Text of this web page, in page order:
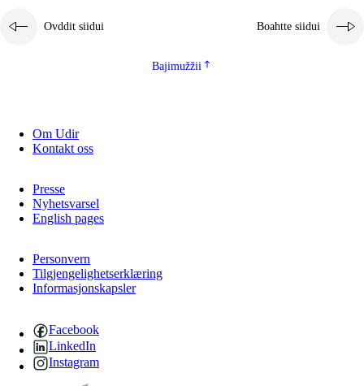
Ovddit siidui Boahtte siidui
Bajimužžii
Om Udir
Kontakt oss
Presse
Nyhetsvarsel
English pages
Personvern
Tilgjengelighetserklæring
Informasjonskapsler
Facebook
LinkedIn
Instagram